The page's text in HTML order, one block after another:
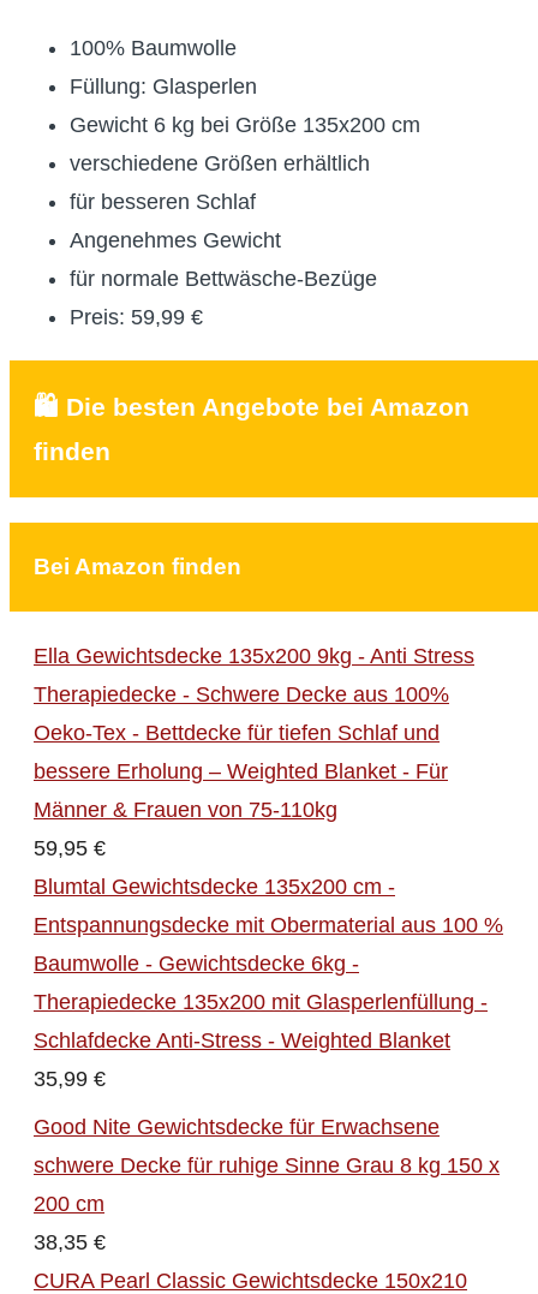
100% Baumwolle
Füllung: Glasperlen
Gewicht 6 kg bei Größe 135x200 cm
verschiedene Größen erhältlich
für besseren Schlaf
Angenehmes Gewicht
für normale Bettwäsche-Bezüge
Preis: 59,99 €
🛍️ Die besten Angebote bei Amazon
finden
Bei Amazon finden
Ella Gewichtsdecke 135x200 9kg - Anti Stress
Therapiedecke - Schwere Decke aus 100%
Oeko-Tex - Bettdecke für tiefen Schlaf und
bessere Erholung – Weighted Blanket - Für
Männer & Frauen von 75-110kg
59,95 €
Blumtal Gewichtsdecke 135x200 cm -
Entspannungsdecke mit Obermaterial aus 100 %
Baumwolle - Gewichtsdecke 6kg -
Therapiedecke 135x200 mit Glasperlenfüllung -
Schlafdecke Anti-Stress - Weighted Blanket
35,99 €
Good Nite Gewichtsdecke für Erwachsene
schwere Decke für ruhige Sinne Grau 8 kg 150 x
200 cm
38,35 €
CURA Pearl Classic Gewichtsdecke 150x210